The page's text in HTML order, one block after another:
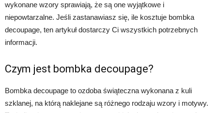
wykonane wzory sprawiają, że są one wyjątkowe i
niepowtarzalne. Jeśli zastanawiasz się, ile kosztuje bombka
decoupage, ten artykuł dostarczy Ci wszystkich potrzebnych
informacji.
Czym jest bombka decoupage?
Bombka decoupage to ozdoba świąteczna wykonana z kuli
szklanej, na którą naklejane są różnego rodzaju wzory i motywy.